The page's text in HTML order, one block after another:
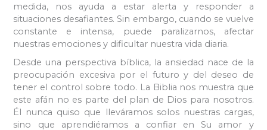
medida, nos ayuda a estar alerta y responder a
situaciones desafiantes. Sin embargo, cuando se vuelve
constante e intensa, puede paralizarnos, afectar
nuestras emociones y dificultar nuestra vida diaria.
Desde una perspectiva bíblica, la ansiedad nace de la
preocupación excesiva por el futuro y del deseo de
tener el control sobre todo. La Biblia nos muestra que
este afán no es parte del plan de Dios para nosotros.
Él nunca quiso que lleváramos solos nuestras cargas,
sino que aprendiéramos a confiar en Su amor y